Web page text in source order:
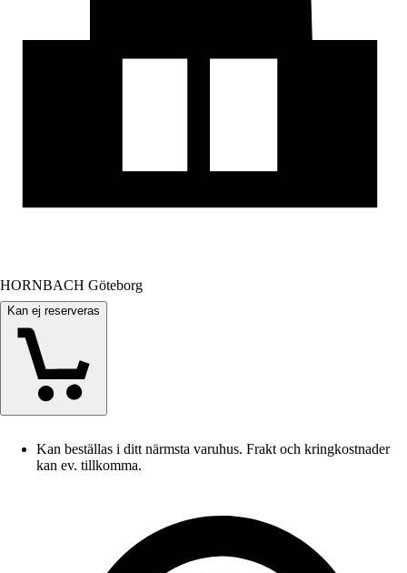
HORNBACH Göteborg
Kan ej reserveras
Kan beställas i ditt närmsta varuhus. Frakt och kringkostnader
kan ev. tillkomma.